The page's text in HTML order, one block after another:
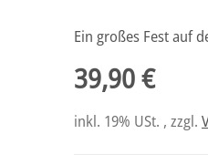
Ein großes Fest auf
39,90 €
inkl. 19% USt. , zzgl.